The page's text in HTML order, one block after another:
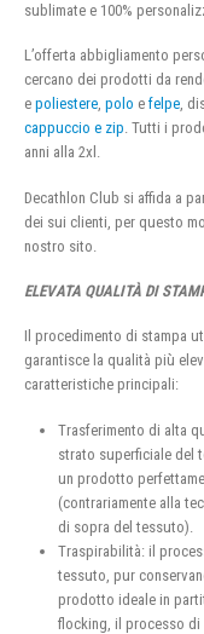
sublimate e 100%
L’offerta abbigliamento
cercano dei prodotti da
e poliestere, polo e felpe,
cappuccio e zip. Tutti i
anni alla 2xl.
Decathlon Club si affida a
dei sui clienti, per questo
nostro sito.
ELEVATA QUALITÀ DI
Il procedimento di stampa
garantisce la qualità più
caratteristiche principali:
Trasferimento di alta
strato superficiale del
un prodotto
(contrariamente alla
di sopra del tessuto).
Traspirabilità: il
tessuto, pur
prodotto ideale in
flocking, il processo di